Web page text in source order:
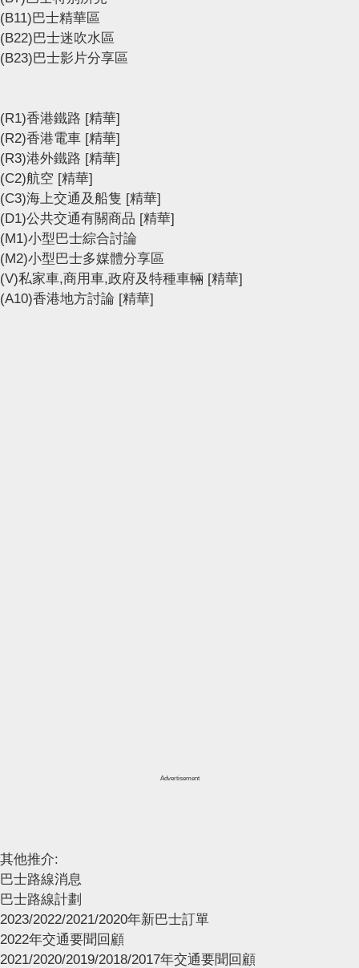
(B11)巴士精華區
(B22)巴士迷吹水區
(B23)巴士影片分享區
(R1)香港鐵路 [精華]
(R2)香港電車 [精華]
(R3)港外鐵路 [精華]
(C2)航空 [精華]
(C3)海上交通及船隻 [精華]
(D1)公共交通有關商品 [精華]
(M1)小型巴士綜合討論
(M2)小型巴士多媒體分享區
(V)私家車,商用車,政府及特種車輛 [精華]
(A10)香港地方討論 [精華]
Advertisement
其他推介:
巴士路線消息
巴士路線計劃
2023/2022/2021/2020年新巴士訂單
2022年交通要聞回顧
2021/2020/2019/2018/2017年交通要聞回顧